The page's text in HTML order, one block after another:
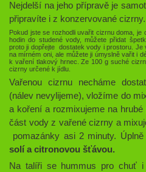
Nejdelší na jeho přípravě je
připravíte i z konzervované cizrny.
Pokud jste se rozhodli uvařit cizrnu doma, je
hodin do studené vody, můžete přidat
proto ji dopřejte dostatek vody i prostoru. Je
na mírném oni, ale můžete ji úmyslně vařit i
k vaření tlakový hrnec.Ze 100 g suché
cizrny určené k jídlu.
Vařenou cizrnu necháme
(nálev nevylijeme), vložíme do
a koření a rozmixujeme na
část vody z vařené cizrny a
pomazánky asi 2 minuty.
solí a citronovou šťávou.
Na talíři se hummus pro chuť i